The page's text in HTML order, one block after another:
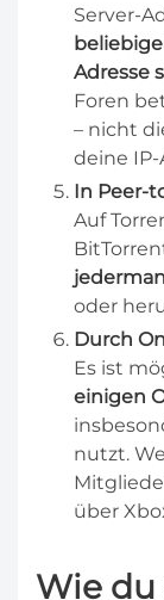
Server-
Adresse
Foren
– nicht
deine IP-
In Peer-
Auf
oder
Durch
Es ist
einigen
nutzt.
über
Wie du